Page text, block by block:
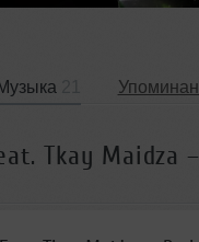
Музыка
Tkay Maidza